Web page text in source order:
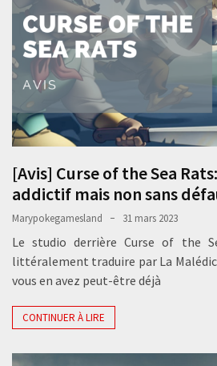
[Avis] Curse of the Sea
addictif mais non sans
Marypokegamesland 31 mars 2023
Le studio derrière Curse of the
littéralement traduire par La
vous en avez peut-être déjà
CONTINUER À LIRE